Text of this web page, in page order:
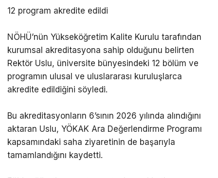
12 program akredite edildi
NÖHÜ’nün Yükseköğretim Kalite Kurulu tarafından
kurumsal akreditasyona sahip olduğunu belirten
Rektör Uslu, üniversite bünyesindeki 12 bölüm ve
programın ulusal ve uluslararası kuruluşlarca
akredite edildiğini söyledi.
Bu akreditasyonların 6’sının 2026 yılında alındığını
aktaran Uslu, YÖKAK Ara Değerlendirme Programı
kapsamındaki saha ziyaretinin de başarıyla
tamamlandığını kaydetti.